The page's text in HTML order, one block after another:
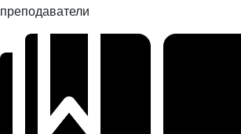
преподаватели